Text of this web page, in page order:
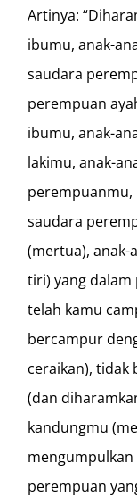
Artinya:
ibumu, anak-
saudara
perempuan
ibumu, anak-
lakimu, anak-
perempuanmu,
saudara
(mertua),
tiri) yang
telah kamu
bercampur
ceraikan), tidak
(dan
kandungmu
perempuan